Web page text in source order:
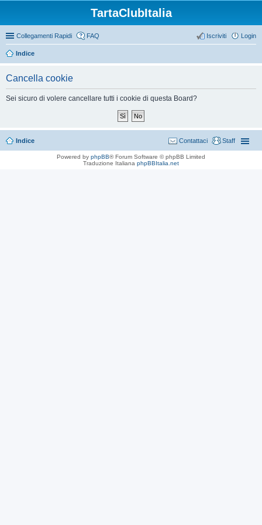
TartaClubItalia
Collegamenti Rapidi FAQ Login
Iscriviti
Indice
Cancella cookie
Sei sicuro di volere cancellare tutti i cookie di questa Board?
Indice Staff
Contattaci
Powered by phpBB® Forum Software © phpBB Limited
Traduzione Italiana phpBBItalia.net